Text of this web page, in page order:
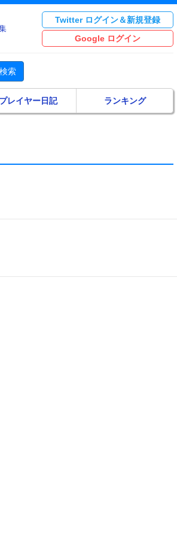
Twitter ログイン＆新規登録
Google ログイン
検索
プレイヤー日記 ランキング